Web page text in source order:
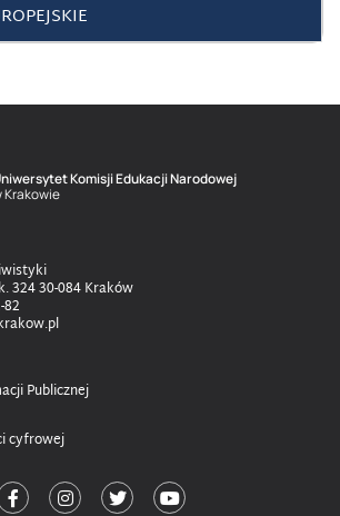
Komisji Edukacji Narodowej
Krakowie
324 30-084 Kraków
Publicznej
cyfrowej